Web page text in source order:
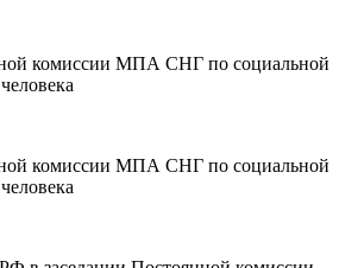
комиссии МПА СНГ по социальной
комиссии МПА СНГ по социальной